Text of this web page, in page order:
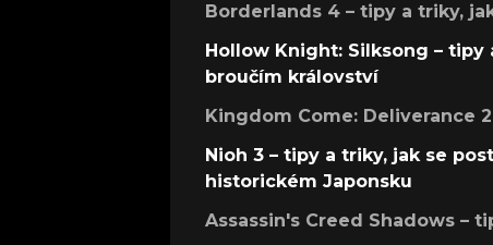
Borderlands 4 – tipy a triky,
Hollow Knight: Silksong –
broučím království
Kingdom Come: Deliverance
Nioh 3 – tipy a triky, jak se
historickém Japonsku
Assassin's Creed Shadows –